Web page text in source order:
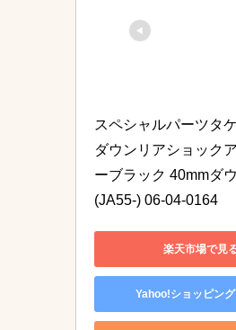
スペシャルパーツタ
ダウンリアショック
ーブラック 40mmダ
(JA55-) 06-04-0164
楽天市場で見
Yahoo!ショッピン